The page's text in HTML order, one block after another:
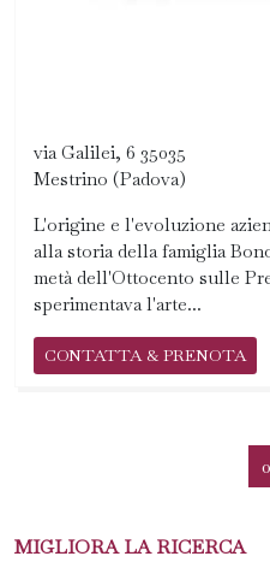
via Galilei, 6 35035
Mestrino (Padova)
L'origine e l'evoluzione
alla storia della famiglia
metà dell'Ottocento sulle
sperimentava l'arte...
CONTATTA & PRENOTA
MIGLIORA LA RICERCA